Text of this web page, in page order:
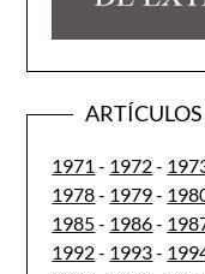
1971 - 1972-
1978- 1979-
1985- 1986-
1992- 1993-